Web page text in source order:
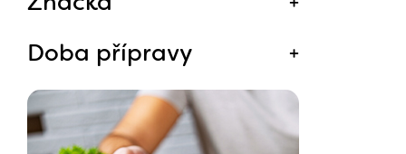
Doba přípravy